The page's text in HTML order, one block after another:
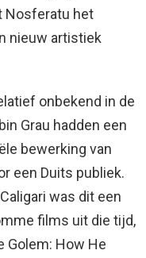
Nosferatu het
nieuw artistiek
onbekend in de
Grau hadden een
bewerking van
een Duits publiek.
was dit een
films uit die tijd,
Golem: How He